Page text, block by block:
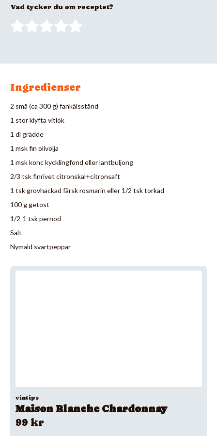
Vad tycker du om receptet?
Ingredienser
2 små (ca 300 g) fänkålsstånd
1 stor klyfta vitlök
1 dl grädde
1 msk fin olivolja
1 msk konc kycklingfond eller lantbuljong
2/3 tsk finrivet citronskal+citronsaft
1 tsk grovhackad färsk rosmarin eller 1/2 tsk torkad
100 g getost
1/2-1 tsk pernod
Salt
Nymald svartpeppar
vintips
Maison Blanche Chardonnay
99 kr